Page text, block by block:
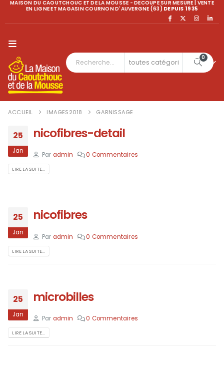
MAISON DU CAOUTCHOUC ET DE LA MOUSSE - DECOUPE SUR MESURE | VENTE
EN LIGNE ET MAGASIN COURNON D'AUVERGNE (63) DEPUIS 1935
0
ACCUEIL IMAGES2018 GARNISSAGE
25
Jan
nicofibres-detail
Par admin 0 Commentaires
LIRE LA SUITE...
25
Jan
nicofibres
Par admin 0 Commentaires
LIRE LA SUITE...
25
Jan
microbilles
Par admin 0 Commentaires
LIRE LA SUITE...